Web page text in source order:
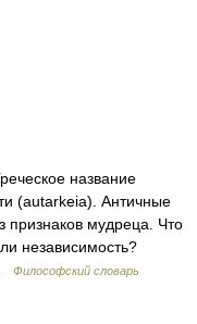
название
(autarkeia). Античные
признаков мудреца. Что
независимость?
Философский словарь